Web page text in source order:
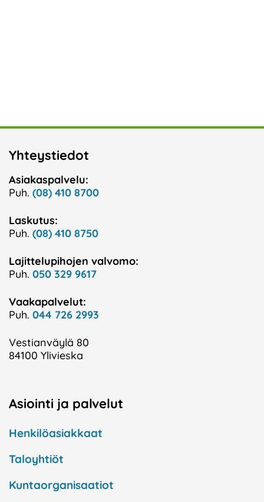
Yhteystiedot
Asiakaspalvelu:
Puh. (08) 410 8700
Laskutus:
Puh. (08) 410 8750
Lajittelupihojen valvomo:
Puh. 050 329 9617
Vaakapalvelut:
Puh. 044 726 2993
Vestianväylä 80
84100 Ylivieska
Asiointi ja palvelut
Henkilöasiakkaat
Taloyhtiöt
Kuntaorganisaatiot